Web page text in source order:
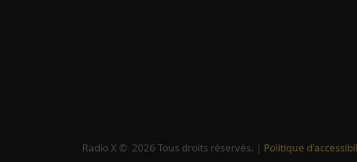
Radio X © 2026 Tous droits réservés. | Politique